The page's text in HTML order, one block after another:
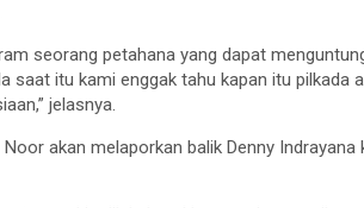
seorang petahana yang dapat
saat itu kami enggak tahu kapan itu pilkada
jelasnya.
akan melaporkan balik Denny